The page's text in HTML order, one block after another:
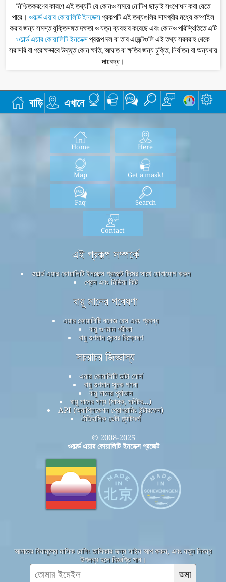
নিশ্চিতকরণের কারণে এই তথ্যটি যে কোনও সময়ে নোটিশ ছাড়াই সংশোধন করা যেতে
পারে। ওয়ার্ল্ড এয়ার কোয়ালিটি ইনডেক্সপ্রকল্পটি এই তথ্যগুলির সামগ্রীর মধ্যে কম্পাইল
করার জন্য সমস্ত যুক্তিসঙ্গত দক্ষতা ও যত্ন ব্যবহার করেছে এবং কোনও পরিস্থিতিতে এটি
ওয়ার্ল্ড এয়ার কোয়ালিটি ইনডেক্সপ্রকল্প দল বা তার এজেন্টগুলি এই তথ্য সরবরাহ থেকে
সরাসরি বা পরোক্ষভাবে উদ্ভূত কোন ক্ষতি, আঘাত বা ক্ষতির জন্য চুক্তি, নির্যাতন বা অন্যথায়
দায়বদ্ধ।
বাড়ি এখানে
Home Here
Map Get a mask!
Faq Search
Contact
এই প্রকল্প সম্পর্কে
ওয়ার্ল্ড এয়ার কোয়ালিটি ইনডেক্স প্রজেক্ট টিমের সাথে যোগাযোগ করুন
প্রেস এবং মিডিয়া কিট
বায়ু মানের গবেষণা
এয়ার কোয়ালিটি নলেজ বেস এবং প্রবন্ধ
বায়ু গুণমান পরীক্ষা
বায়ু গুণমান সেন্সর বিশ্লেষণ
সচরাচর জিজ্ঞাস্য
এয়ার কোয়ালিটি ডাটা সোর্স
বায়ু গুণমান সূচক গণনা
বায়ু মানের পূর্বাভাস
বায়ু মানের পণ্য (মাস্ক, মনিটর...)
API (অ্যাপ্লিকেশন প্রোগ্রামিং ইন্টারফেস)
ঐতিহাসিক ডেটা প্ল্যাটফর্ম
© 2008-2025
ওয়ার্ল্ড এয়ার কোয়ালিটি ইনডেক্স প্রজেক্ট
আমাদের বিনামূল্যে মাসিক মেলিং তালিকার জন্য সাইন আপ করুন, এবং নতুন নিবন্ধ
উপলব্ধ হলে বিজ্ঞপ্তি পান।
জমা